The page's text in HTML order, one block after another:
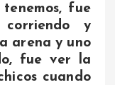
fue
y
arena y uno
fue ver la
cuando